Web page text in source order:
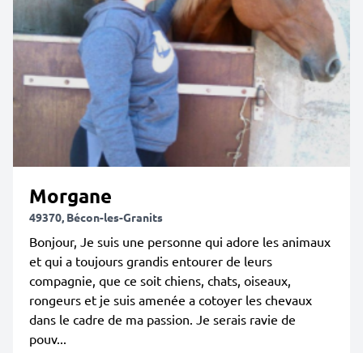
Morgane
49370, Bécon-les-Granits
Bonjour, Je suis une personne qui adore les animaux
et qui a toujours grandis entourer de leurs
compagnie, que ce soit chiens, chats, oiseaux,
rongeurs et je suis amenée a cotoyer les chevaux
dans le cadre de ma passion. Je serais ravie de
pouv...